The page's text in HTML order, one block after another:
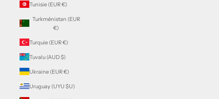
Tunisie (EUR €)
Turkménistan (EUR
€)
Turquie (EUR €)
Tuvalu (AUD $)
Ukraine (EUR €)
Uruguay (UYU $U)